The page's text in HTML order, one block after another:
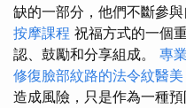
缺的一部分，他們不斷參
按摩課程 祝福方式的一個
認、鼓勵和分享組成。 專
修復臉部紋路的法令紋醫美
造成風險，只是作為一種